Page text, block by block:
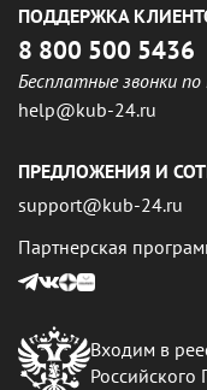
ПОДДЕРЖКА
8 800 500 5436
Бесплатные звонки по
help@kub-24.ru
ПРЕДЛОЖЕНИЯ И
support@kub-24.ru
Партнерская
Входим в
Российского